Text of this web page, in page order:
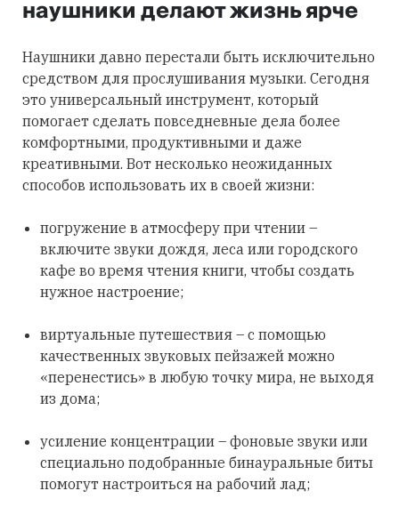
наушники делают жизнь ярче
Наушники давно перестали быть исключительно
средством для прослушивания музыки. Сегодня
это универсальный инструмент, который
помогает сделать повседневные дела более
комфортными, продуктивными и даже
креативными. Вот несколько неожиданных
способов использовать их в своей жизни:
погружение в атмосферу при чтении –
включите звуки дождя, леса или городского
кафе во время чтения книги, чтобы создать
нужное настроение;
виртуальные путешествия – с помощью
качественных звуковых пейзажей можно
«перенестись» в любую точку мира, не выходя
из дома;
усиление концентрации – фоновые звуки или
специально подобранные бинауральные биты
помогут настроиться на рабочий лад;